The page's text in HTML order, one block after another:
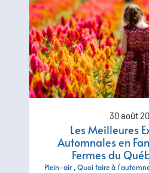
30 août
Les Meilleures
Automnales en
Fermes du
Plein-air Quoi faire à